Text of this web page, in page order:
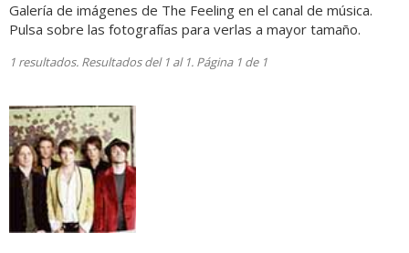
Galería de imágenes de The Feeling en el canal de música.
Pulsa sobre las fotografías para verlas a mayor tamaño.
1 resultados. Resultados del 1 al 1. Página 1 de 1